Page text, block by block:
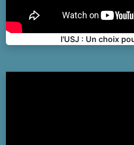
l'USJ : Un choix